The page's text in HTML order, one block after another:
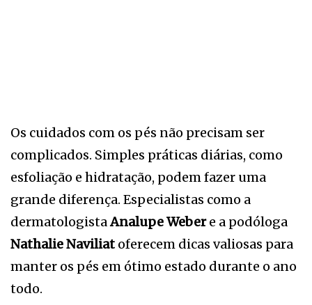
Os cuidados com os pés não precisam ser
complicados. Simples práticas diárias, como
esfoliação e hidratação, podem fazer uma
grande diferença. Especialistas como a
dermatologistaAnalupe Webere a podóloga
Nathalie Naviliat oferecem dicas valiosas para
manter os pés em ótimo estado durante o ano
todo.